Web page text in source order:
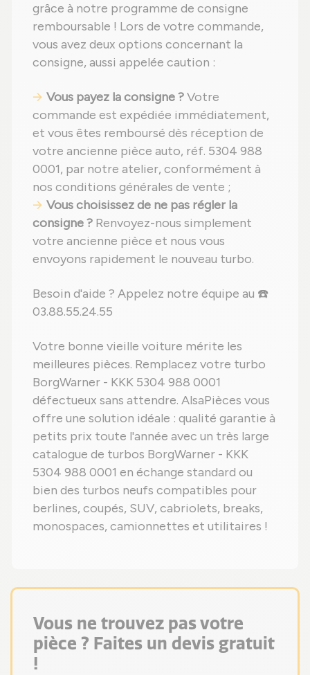
grâce à notre programme de consigne
remboursable ! Lors de votre commande,
vous avez deux options concernant la
consigne, aussi appelée caution :
Vous payez la consigne ?Votre
commande est expédiée immédiatement,
et vous êtes remboursé dès réception de
votre ancienne pièce auto, réf. 5304 988
0001, par notre atelier, conformément à
nos conditions générales de vente ;
Vous choisissez de ne pas régler la
consigne ? Renvoyez-nous simplement
votre ancienne pièce et nous vous
envoyons rapidement le nouveau turbo.
Besoin d'aide ? Appelez notre équipe au ☎️
03.88.55.24.55
Votre bonne vieille voiture mérite les
meilleures pièces. Remplacez votre turbo
BorgWarner - KKK 5304 988 0001
défectueux sans attendre. AlsaPièces vous
offre une solution idéale : qualité garantie à
petits prix toute l'année avec un très large
catalogue de turbos BorgWarner - KKK
5304 988 0001 en échange standard ou
bien des turbos neufs compatibles pour
berlines, coupés, SUV, cabriolets, breaks,
monospaces, camionnettes et utilitaires !
Vous ne trouvez pas votre
pièce ? Faites un devis gratuit
!